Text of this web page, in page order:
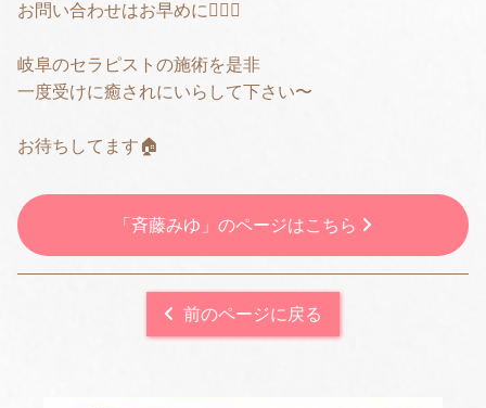
お問い合わせはお早めに🙇🏻‍♀️
岐阜のセラピストの施術を是非
一度受けに癒されにいらして下さい〜
お待ちしてます🏠
「斉藤みゆ」のページはこちら
前のページに戻る